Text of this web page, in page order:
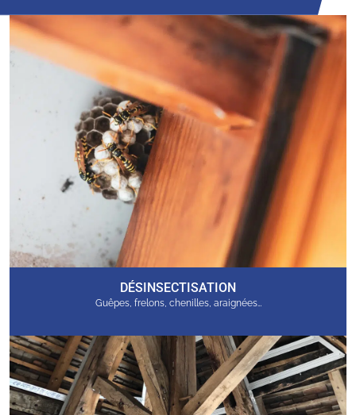
DÉSINSECTISATION
Guêpes, frelons, chenilles, araignées…